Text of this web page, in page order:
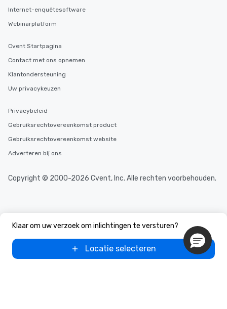
Klaar om uw verzoek om inlichtingen te versturen?
Locatie selecteren
Internet-enquêtesoftware
Webinarplatform
Cvent Startpagina
Contact met ons opnemen
Klantondersteuning
Uw privacykeuzen
Privacybeleid
Gebruiksrechtovereenkomst product
Gebruiksrechtovereenkomst website
Adverteren bij ons
Copyright © 2000-2026 Cvent, Inc. Alle rechten voorbehouden.